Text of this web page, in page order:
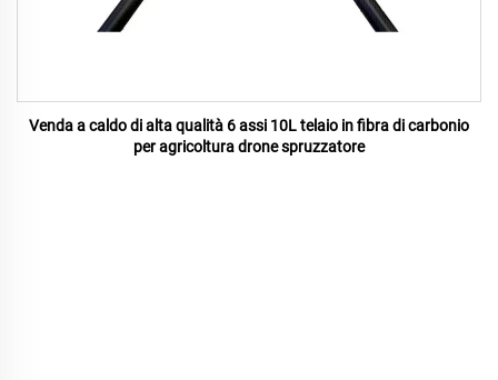
Venda a caldo di alta qualità 6 assi 10L telaio in fibra di carbonio
per agricoltura drone spruzzatore